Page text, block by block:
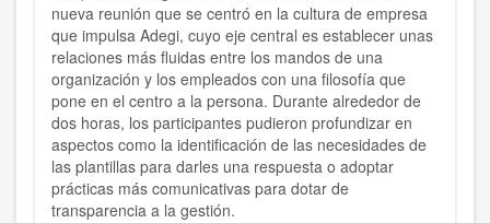
nueva reunión que se centró en la cultura de empresa
que impulsa Adegi, cuyo eje central es establecer unas
relaciones más fluidas entre los mandos de una
organización y los empleados con una filosofía que
pone en el centro a la persona. Durante alrededor de
dos horas, los participantes pudieron profundizar en
aspectos como la identificación de las necesidades de
las plantillas para darles una respuesta o adoptar
prácticas más comunicativas para dotar de
transparencia a la gestión.